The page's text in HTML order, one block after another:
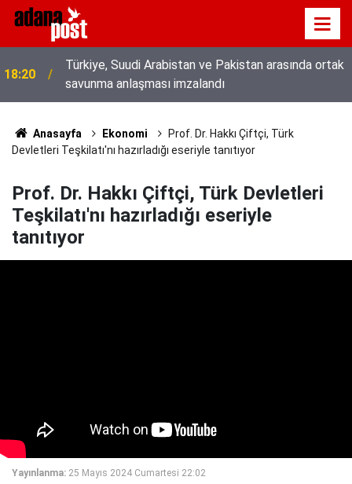
18:20
Türkiye, Suudi Arabistan ve Pakistan arasında ortak
savunma anlaşması imzalandı
Anasayfa Ekonomi
Prof. Dr. Hakkı Çiftçi, Türk
Devletleri Teşkilatı'nı hazırladığı eseriyle tanıtıyor
Prof. Dr. Hakkı Çiftçi, Türk Devletleri
Teşkilatı'nı hazırladığı eseriyle
tanıtıyor
Yayınlanma: 25 Mayıs 2024 Cumartesi 22:02